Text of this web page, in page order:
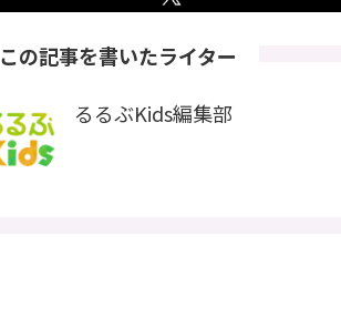
この記事を書いたライター
るるぶKids編集部